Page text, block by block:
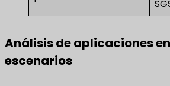
Análisis de aplicaciones
escenarios